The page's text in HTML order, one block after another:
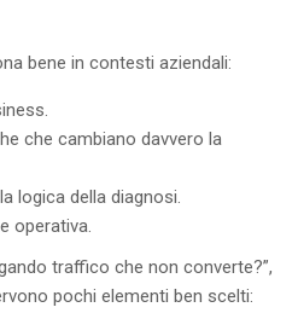
bene in contesti aziendali:
che cambiano davvero la
logica della diagnosi.
operativa.
traffico che non converte?”,
pochi elementi ben scelti: